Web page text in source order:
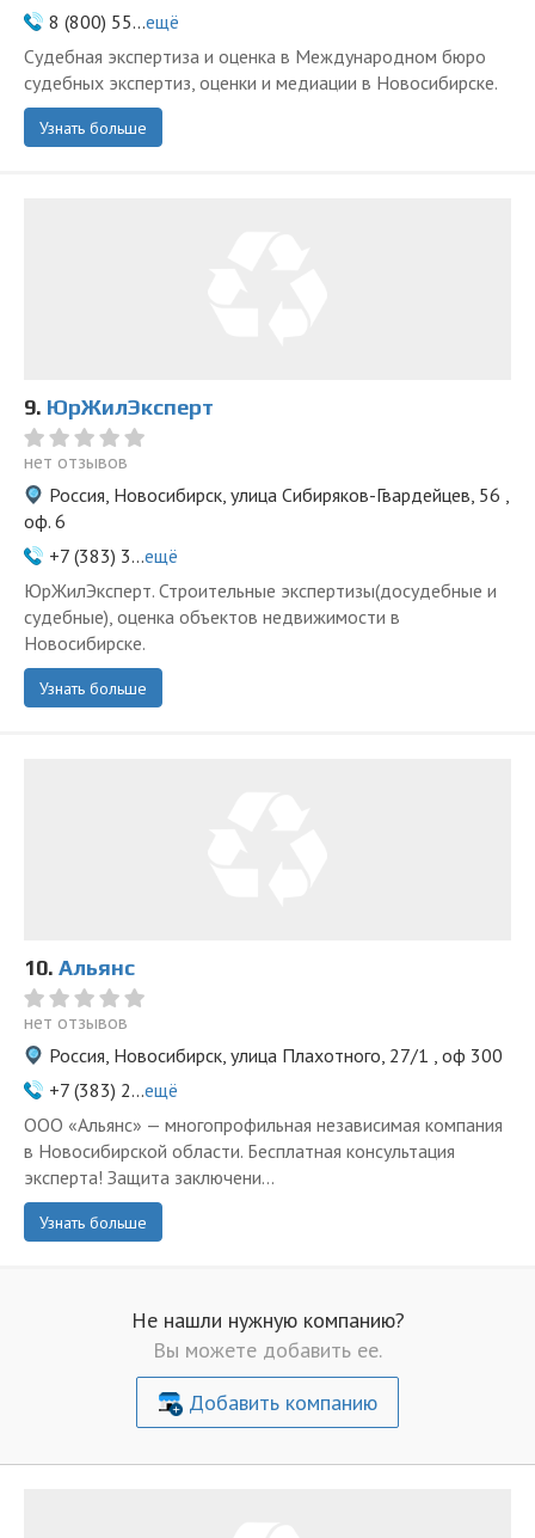
8 (800) 55...ещё
Судебная экспертиза и оценка в Международном бюро
судебных экспертиз, оценки и медиации в Новосибирске.
Узнать больше
9. ЮрЖилЭксперт
нет отзывов
Россия, Новосибирск, улица Сибиряков-Гвардейцев, 56 ,
оф. 6
+7 (383) 3...ещё
ЮрЖилЭксперт. Строительные экспертизы(досудебные и
судебные), оценка объектов недвижимости в
Новосибирске.
Узнать больше
10. Альянс
нет отзывов
Россия, Новосибирск, улица Плахотного, 27/1 , оф 300
+7 (383) 2...ещё
ООО «Альянс» — многопрофильная независимая компания
в Новосибирской области. Бесплатная консультация
эксперта! Защита заключени...
Узнать больше
Не нашли нужную компанию?
Вы можете добавить ее.
Добавить компанию